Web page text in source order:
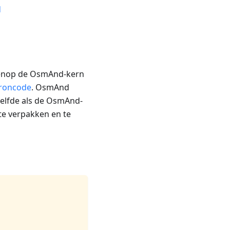
de OsmAnd-kern
. OsmAnd
als de OsmAnd-
verpakken en te